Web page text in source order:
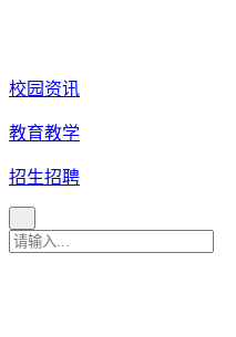
校园资讯
教育教学
招生招聘